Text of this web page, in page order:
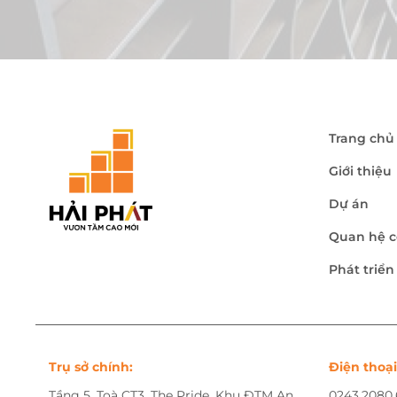
Trang chủ
Giới thiệu
Dự án
Quan hệ
Phát
Trụ sở chính:
Điện